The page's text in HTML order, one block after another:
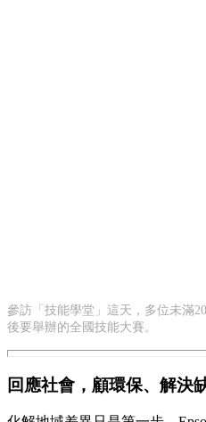
參訪「技能學堂」這天，多位未滿
後要舉辦的全國技能大賽。
回應社會，顧環保、解決